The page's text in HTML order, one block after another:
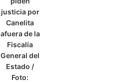
justicia por
Canelita
afuera de la
Fiscalía
General del
Estado /
Foto: